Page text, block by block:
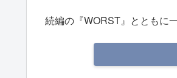
続編の『WORST』とともに